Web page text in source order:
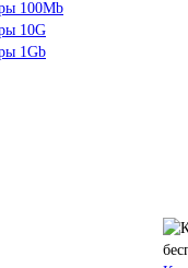
100Mb
10G
1Gb